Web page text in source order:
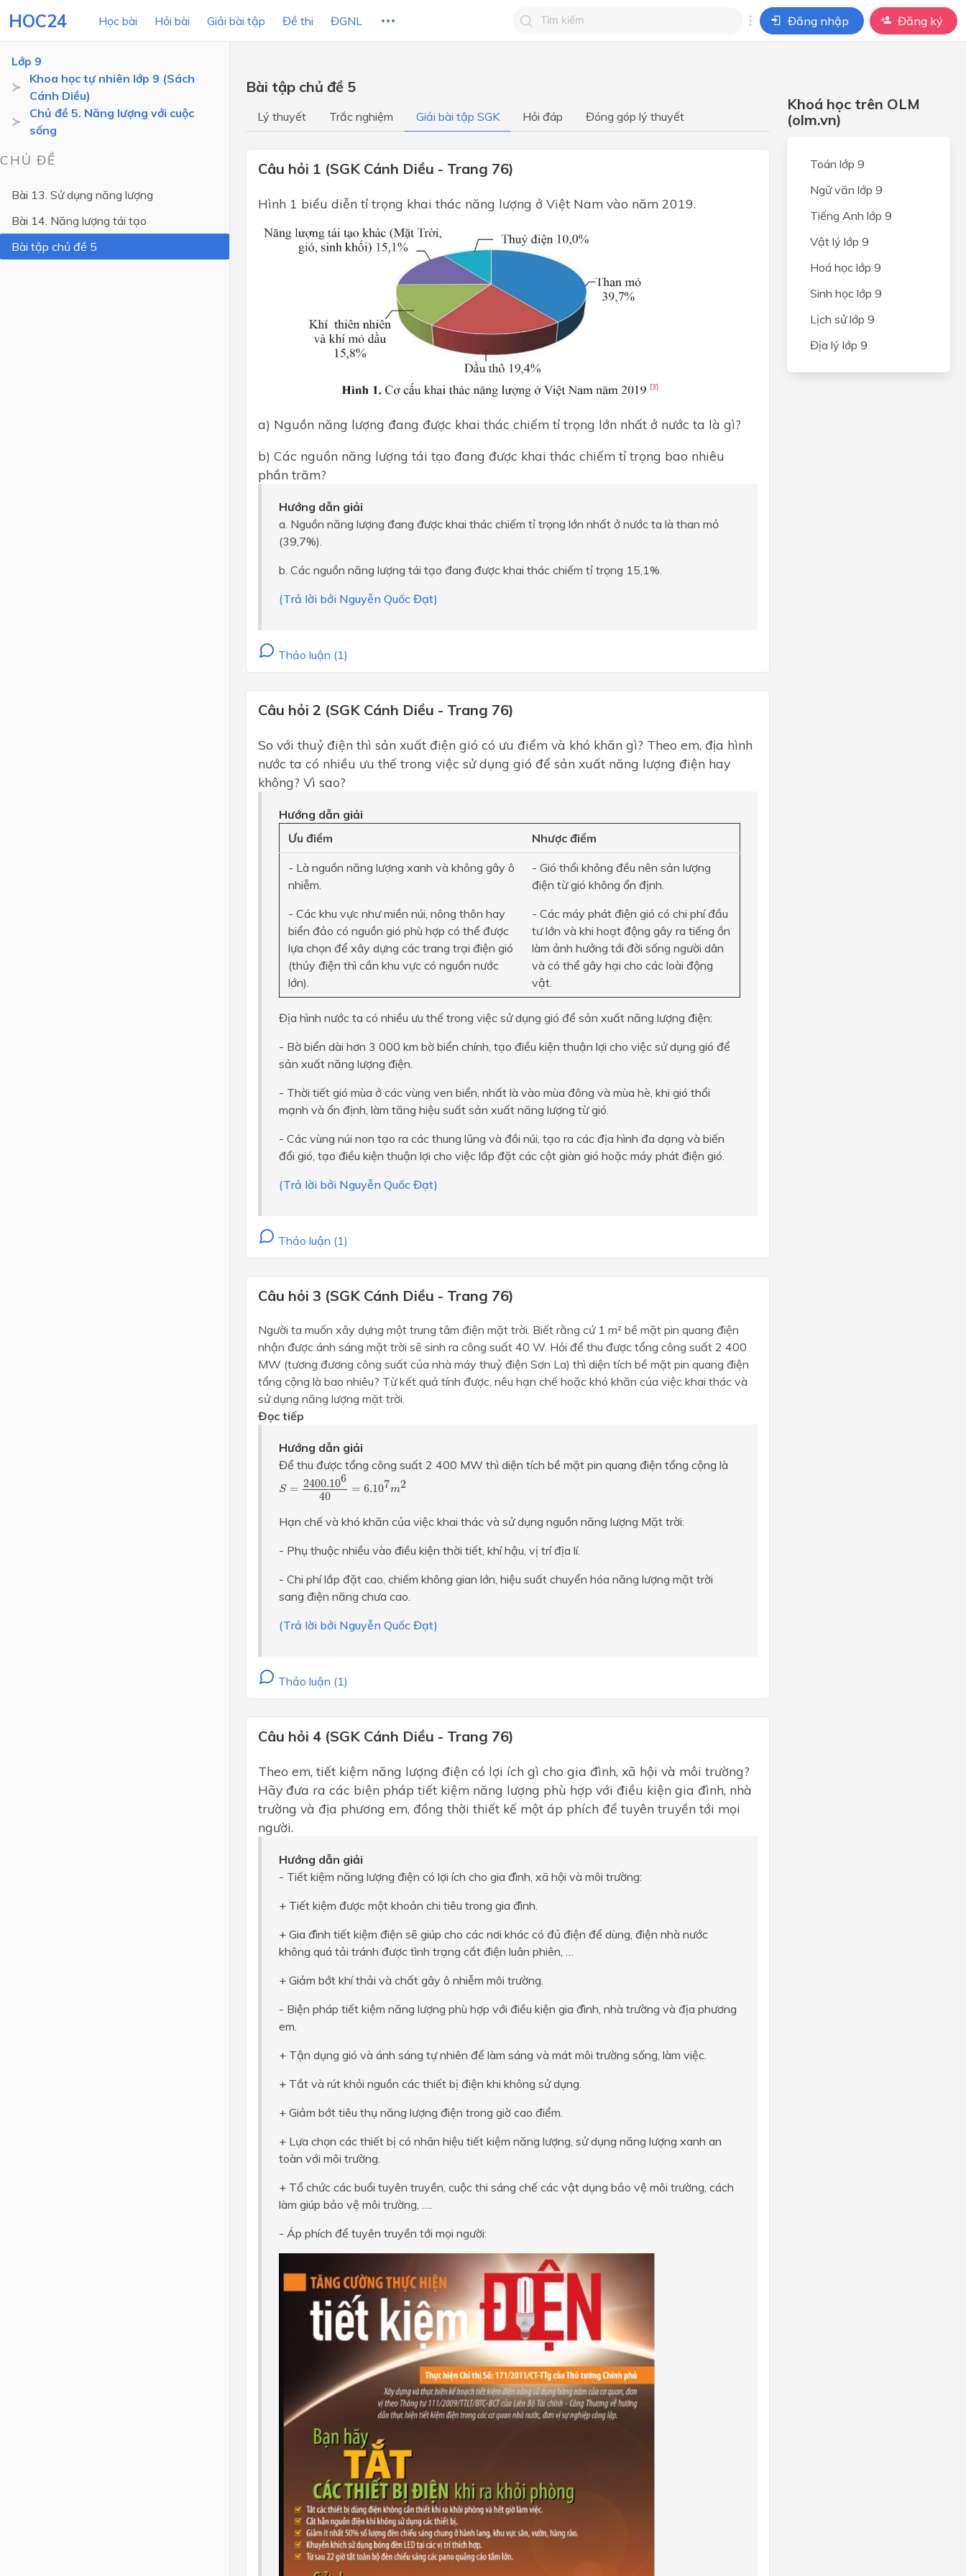
HOC24 Học bài Hỏi bài Giải bài tập Đề thi ĐGNL Đăng nhập Đăng ký
LỚP HỌC
Lớp 10
Lớp 9
Lớp 8
Lớp 9
Khoa học tự nhiên lớp 9 (Sách
Cánh Diều)
Chủ đề 5. Năng lượng với cuộc
sống
CHỦ ĐỀ
Bài 13. Sử dụng năng lượng
Bài 14. Năng lượng tái tạo
Bài tập chủ đề 5
Bài tập chủ đề 5
Lý thuyết Trắc nghiệm Giải bài tập SGK Hỏi đáp Đóng góp lý thuyết
Câu hỏi 1 (SGK Cánh Diều - Trang 76)
Hình 1 biểu diễn tỉ trọng khai thác năng lượng ở Việt Nam vào năm 2019.
a) Nguồn năng lượng đang được khai thác chiếm tỉ trọng lớn nhất ở nước ta là gì?
b) Các nguồn năng lượng tái tạo đang được khai thác chiếm tỉ trọng bao nhiêu
phần trăm?
Hướng dẫn giải
a. Nguồn năng lượng đang được khai thác chiếm tỉ trọng lớn nhất ở nước ta là than mỏ
(39,7%).
b. Các nguồn năng lượng tái tạo đang được khai thác chiếm tỉ trọng 15,1%.
(Trả lời bởi Nguyễn Quốc Đạt)
Thảo luận (1)
Câu hỏi 2 (SGK Cánh Diều - Trang 76)
So với thuỷ điện thì sản xuất điện gió có ưu điểm và khó khăn gì? Theo em, địa hình
nước ta có nhiều ưu thế trong việc sử dụng gió để sản xuất năng lượng điện hay
không? Vì sao?
Hướng dẫn giải
Ưu điểm
Nhược điểm
- Là nguồn năng lượng xanh và không gây ô
nhiễm.
- Các khu vực như miền núi, nông thôn hay
biển đảo có nguồn gió phù hợp có thể được
lựa chọn để xây dựng các trang trại điện gió
(thủy điện thì cần khu vực có nguồn nước
lớn).
- Gió thổi không đều nên sản lượng
điện từ gió không ổn định.
- Các máy phát điện gió có chi phí đầu
tư lớn và khi hoạt động gây ra tiếng ồn
làm ảnh hưởng tới đời sống người dân
và có thể gây hại cho các loài động
vật.
Địa hình nước ta có nhiều ưu thế trong việc sử dụng gió để sản xuất năng lượng điện:
- Bờ biển dài hơn 3 000 km bờ biển chính, tạo điều kiện thuận lợi cho việc sử dụng gió để
sản xuất năng lượng điện.
- Thời tiết gió mùa ở các vùng ven biển, nhất là vào mùa đông và mùa hè, khi gió thổi
mạnh và ổn định, làm tăng hiệu suất sản xuất năng lượng từ gió.
- Các vùng núi non tạo ra các thung lũng và đồi núi, tạo ra các địa hình đa dạng và biến
đổi gió, tạo điều kiện thuận lợi cho việc lắp đặt các cột giàn gió hoặc máy phát điện gió.
(Trả lời bởi Nguyễn Quốc Đạt)
Thảo luận (1)
Câu hỏi 3 (SGK Cánh Diều - Trang 76)
Người ta muốn xây dựng một trung tâm điện mặt trời. Biết rằng cứ 1 m² bề mặt pin quang điện
nhận được ánh sáng mặt trời sẽ sinh ra công suất 40 W. Hỏi để thu được tổng công suất 2 400
MW (tương đương công suất của nhà máy thuỷ điện Sơn La) thì diện tích bề mặt pin quang điện
tổng cộng là bao nhiêu? Từ kết quả tính được, nêu hạn chế hoặc khó khăn của việc khai thác và
sử dụng năng lượng mặt trời.
Đọc tiếp
Hướng dẫn giải
Để thu được tổng công suất 2 400 MW thì diện tích bề mặt pin quang điện tổng cộng là
S = 2400.106
40
= 6.107m2
S = 2400.10640 =6.107 m2
Hạn chế và khó khăn của việc khai thác và sử dụng nguồn năng lượng Mặt trời:
- Phụ thuộc nhiều vào điều kiện thời tiết, khí hậu, vị trí địa lí.
- Chi phí lắp đặt cao, chiếm không gian lớn, hiệu suất chuyển hóa năng lượng mặt trời
sang điện năng chưa cao.
(Trả lời bởi Nguyễn Quốc Đạt)
Thảo luận (1)
Câu hỏi 4 (SGK Cánh Diều - Trang 76)
Theo em, tiết kiệm năng lượng điện có lợi ích gì cho gia đình, xã hội và môi trường?
Hãy đưa ra các biện pháp tiết kiệm năng lượng phù hợp với điều kiện gia đình, nhà
trường và địa phương em, đồng thời thiết kế một áp phích để tuyên truyền tới mọi
người.
Hướng dẫn giải
- Tiết kiệm năng lượng điện có lợi ích cho gia đình, xã hội và môi trường:
+ Tiết kiệm được một khoản chi tiêu trong gia đình.
+ Gia đình tiết kiệm điện sẽ giúp cho các nơi khác có đủ điện để dùng, điện nhà nước
không quá tải tránh được tình trạng cắt điện luân phiên, …
+ Giảm bớt khí thải và chất gây ô nhiễm môi trường.
- Biện pháp tiết kiệm năng lượng phù hợp với điều kiện gia đình, nhà trường và địa phương
em.
+ Tận dụng gió và ánh sáng tự nhiên để làm sáng và mát môi trường sống, làm việc.
+ Tắt và rút khỏi nguồn các thiết bị điện khi không sử dụng.
+ Giảm bớt tiêu thụ năng lượng điện trong giờ cao điểm.
+ Lựa chọn các thiết bị có nhãn hiệu tiết kiệm năng lượng, sử dụng năng lượng xanh an
toàn với môi trường.
+ Tổ chức các buổi tuyên truyền, cuộc thi sáng chế các vật dụng bảo vệ môi trường, cách
làm giúp bảo vệ môi trường, ….
- Áp phích để tuyên truyền tới mọi người:
Khoá học trên OLM
(olm.vn)
Toán lớp 9
Ngữ văn lớp 9
Tiếng Anh lớp 9
Vật lý lớp 9
Hoá học lớp 9
Sinh học lớp 9
Lịch sử lớp 9
Địa lý lớp 9